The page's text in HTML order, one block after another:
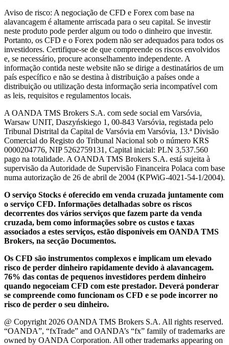
Aviso de risco: A negociação de CFD e Forex com base na
alavancagem é altamente arriscada para o seu capital. Se investir
neste produto pode perder algum ou todo o dinheiro que investir.
Portanto, os CFD e o Forex podem não ser adequados para todos os
investidores. Certifique-se de que compreende os riscos envolvidos
e, se necessário, procure aconselhamento independente. A
informação contida neste website não se dirige a destinatários de um
país específico e não se destina à distribuição a países onde a
distribuição ou utilização desta informação seria incompatível com
as leis, requisitos e regulamentos locais.
A OANDA TMS Brokers S.A. com sede social em Varsóvia,
Warsaw UNIT, Daszyńskiego 1, 00-843 Varsóvia, registada pelo
Tribunal Distrital da Capital de Varsóvia em Varsóvia, 13.ª Divisão
Comercial do Registo do Tribunal Nacional sob o número KRS
0000204776, NIP 5262759131, Capital inicial: PLN 3,537.560
pago na totalidade. A OANDA TMS Brokers S.A. está sujeita à
supervisão da Autoridade de Supervisão Financeira Polaca com base
numa autorização de 26 de abril de 2004 (KPWiG-4021-54-1/2004).
O serviço Stocks é oferecido em venda cruzada juntamente com
o serviço CFD. Informações detalhadas sobre os riscos
decorrentes dos vários serviços que fazem parte da venda
cruzada, bem como informações sobre os custos e taxas
associados a estes serviços, estão disponíveis em OANDA TMS
Brokers, na secção Documentos.
Os CFD são instrumentos complexos e implicam um elevado
risco de perder dinheiro rapidamente devido à alavancagem.
76% das contas de pequenos investidores perdem dinheiro
quando negoceiam CFD com este prestador. Deverá ponderar
se compreende como funcionam os CFD e se pode incorrer no
risco de perder o seu dinheiro.
@ Copyright 2026 OANDA TMS Brokers S.A. All rights reserved.
“OANDA”, “fxTrade” and OANDA’s “fx” family of trademarks are
owned by OANDA Corporation. All other trademarks appearing on